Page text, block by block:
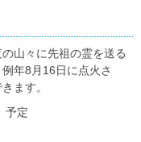
山々に先祖の霊を送る
年8月16日に点火さ
ます。
予定